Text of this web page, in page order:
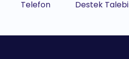
Telefon Destek Talebi